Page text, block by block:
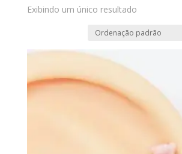
Exibindo um único resultado